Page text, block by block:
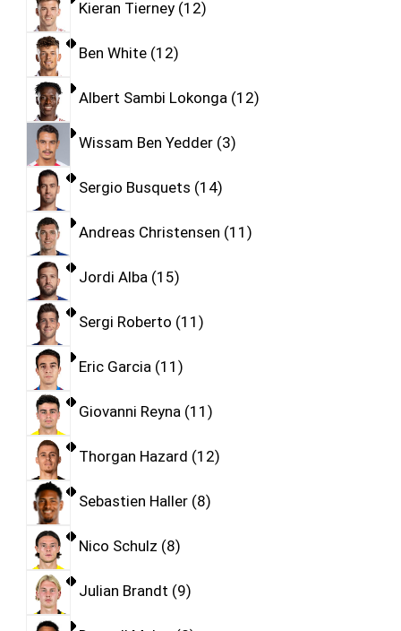
Kieran Tierney 12
Ben White 12
Albert Sambi Lokonga 12
Wissam Ben Yedder 3
Sergio Busquets 14
Andreas Christensen 11
Jordi Alba 15
Sergi Roberto 11
Eric Garcia 11
Giovanni Reyna 11
Thorgan Hazard 12
Sebastien Haller 8
Nico Schulz 8
Julian Brandt 9